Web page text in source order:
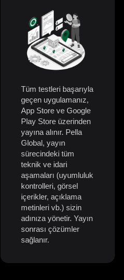
Tüm testleri başarıyla
geçen uygulamanız,
App Store ve Google
Play Store üzerinden
yayına alınır. Pella
Global, yayın
sürecindeki tüm
teknik ve idari
aşamaları (uyumluluk
kontrolleri, görsel
içerikler, açıklama
metinleri vb.) sizin
adınıza yönetir. Yayın
sonrası çözümler
sağlanır.